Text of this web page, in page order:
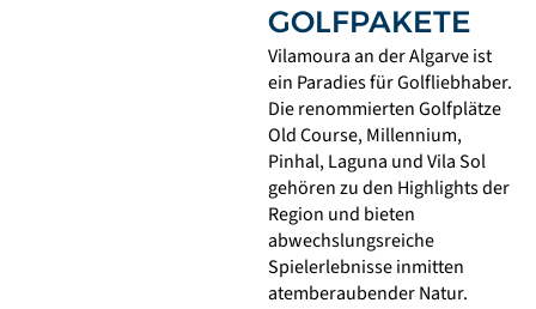
GOLFPAKETE
Vilamoura an der Algarve ist
ein Paradies für Golfliebhaber.
Die renommierten Golfplätze
Old Course, Millennium,
Pinhal, Laguna und Vila Sol
gehören zu den Highlights der
Region und bieten
abwechslungsreiche
Spielerlebnisse inmitten
atemberaubender Natur.